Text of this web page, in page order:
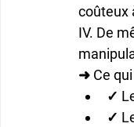
coûteux
IV. De
➜ Ce
✓
✓